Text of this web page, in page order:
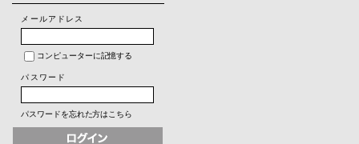
メールアドレス
コンピューターに記憶する
パスワード
パスワードを忘れた方はこちら